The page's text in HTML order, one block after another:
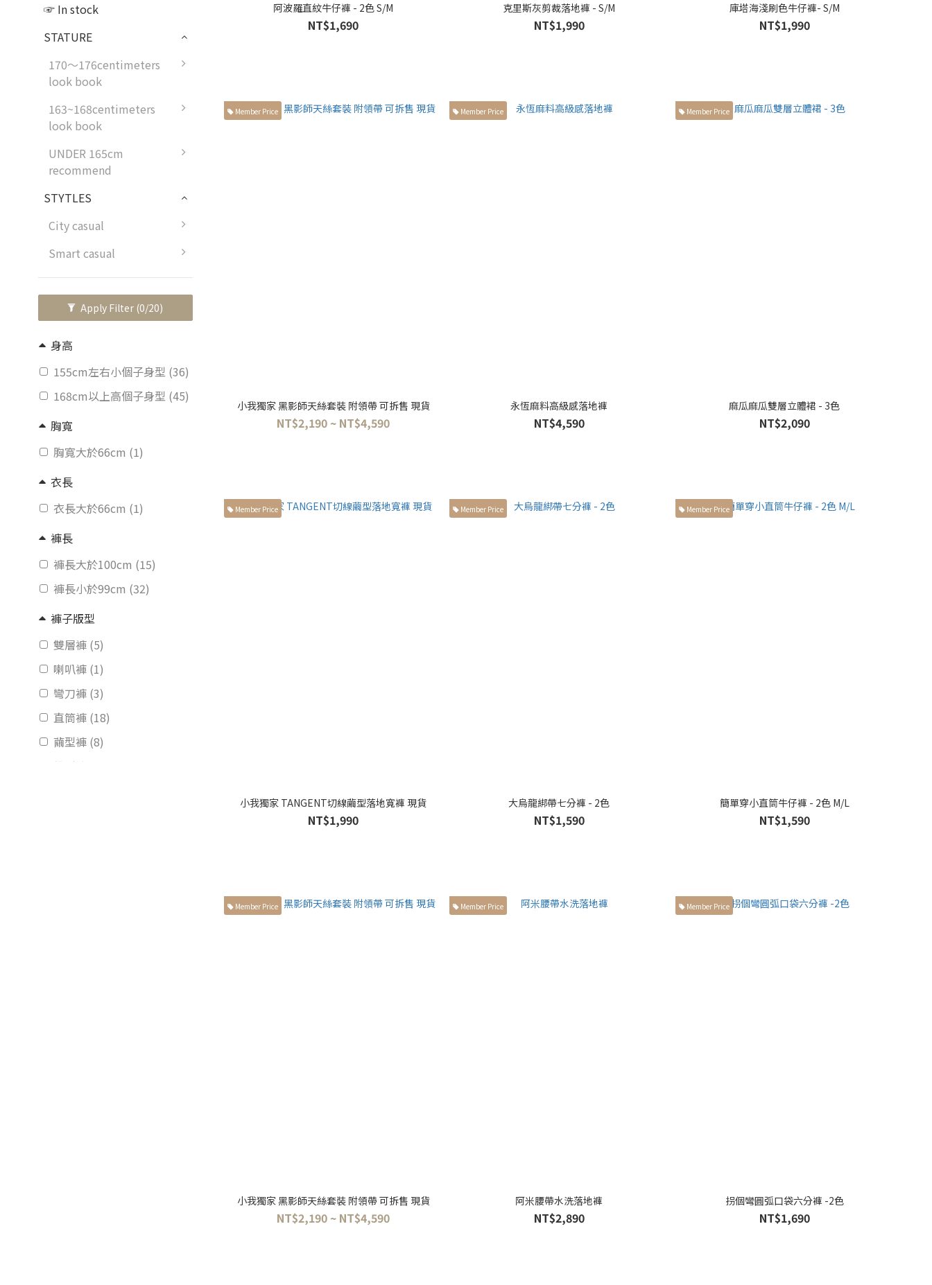
☞ In stock
STATURE
170～176centimeters
look book
163~168centimeters
look book
UNDER 165cm
recommend
STYTLES
City casual
Smart casual
Apply Filter (0/20)
身高
155cm左右小個子身型 (36)
168cm以上高個子身型 (45)
胸寬
胸寬大於66cm (1)
衣長
衣長大於66cm (1)
褲長
褲長大於100cm (15)
褲長小於99cm (32)
褲子版型
雙層褲 (5)
喇叭褲 (1)
彎刀褲 (3)
直筒褲 (18)
繭型褲 (8)
錐型褲 (3)
阿波羅直紋牛仔褲 - 2色 S/M
NT$1,690
克里斯灰剪裁落地褲 - S/M
NT$1,990
庫塔海淺刷色牛仔褲- S/M
NT$1,990
Member Price
小我獨家 黑影師天絲套裝 附領帶 可拆售 現貨
NT$2,190 ~ NT$4,590
Member Price
永恆麻料高級感落地褲
NT$4,590
Member Price
麻瓜麻瓜雙層立體裙 - 3色
NT$2,090
Member Price
小我獨家 TANGENT切線繭型落地寬褲 現貨
NT$1,990
Member Price
大烏龍綁帶七分褲 - 2色
NT$1,590
Member Price
簡單穿小直筒牛仔褲 - 2色 M/L
NT$1,590
Member Price
小我獨家 黑影師天絲套裝 附領帶 可拆售 現貨
NT$2,190 ~ NT$4,590
Member Price
阿米腰帶水洗落地褲
NT$2,890
Member Price
拐個彎圓弧口袋六分褲 -2色
NT$1,690